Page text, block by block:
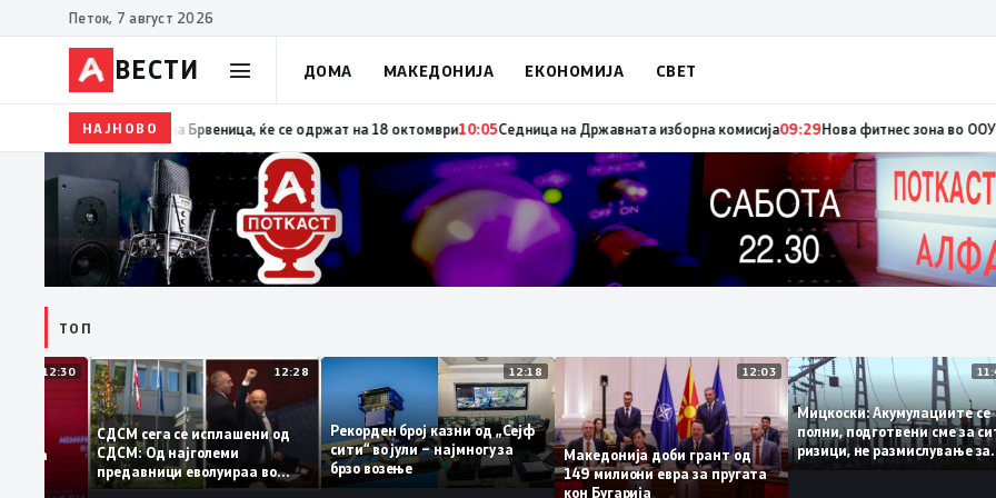
Петок, 7 август 2026
ВЕСТИ ДОМА МАКЕДОНИЈА ЕКОНОМИЈА СВЕТ
НАЈНОВО10:06 Гаши ја потпиша одлуката за распишување предвремени избори за градоначалник на Брвеница, ќе се одржат на 18
ТОП
12:30
на
12:28
СДСМ сега се исплашени од
СДСМ: Од најголеми
предавници еволуираа во
најголеми патриоти
12:18
Рекорден број казни од „Сејф
сити“ во јули – најмногу за
брзо возење
12:03
Македонија доби грант од
149 милиони евра за пругата
кон Бугарија
Мицкоски:
полни, подготвени сме
ризици, не
поскапување на струјата